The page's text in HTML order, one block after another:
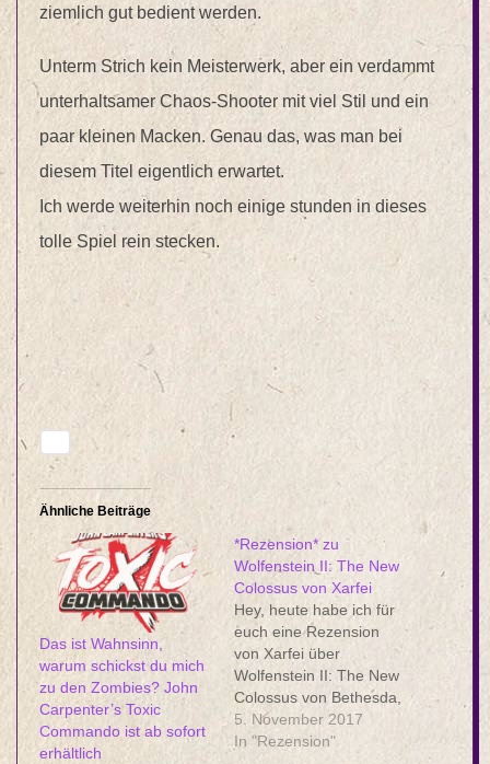
ziemlich gut bedient werden.
Unterm Strich kein Meisterwerk, aber ein verdammt
unterhaltsamer Chaos-Shooter mit viel Stil und ein
paar kleinen Macken. Genau das, was man bei
diesem Titel eigentlich erwartet.
Ich werde weiterhin noch einige stunden in dieses
tolle Spiel rein stecken.
Ähnliche Beiträge
Das ist Wahnsinn,
warum schickst du mich
zu den Zombies? John
Carpenter’s Toxic
Commando ist ab sofort
erhältlich
*Rezension* zu
Wolfenstein II: The New
Colossus von Xarfei
Hey, heute habe ich für
euch eine Rezension
von Xarfei über
Wolfenstein II: The New
Colossus von Bethesda,
welches wir für die Xbox
One testen durften.
5. November 2017
In "Rezension"